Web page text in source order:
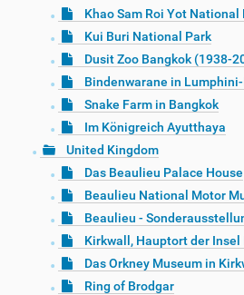
Khao Sam Roi Yot National
Kui Buri National Park
Dusit Zoo Bangkok (1938-
Bindenwarane in
Snake Farm in Bangkok
Im Königreich Ayutthaya
United Kingdom
Das Beaulieu Palace House
Beaulieu National Motor
Beaulieu -
Kirkwall, Hauptort der Insel
Das Orkney Museum in
Ring of Brodgar